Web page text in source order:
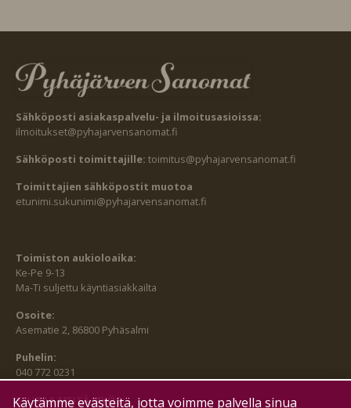
Sähköposti asiakaspalvelu- ja ilmoitusasioissa:
ilmoitukset@pyhajarvensanomat.fi
Sähköposti toimittajille: toimitus@pyhajarvensanomat.fi
Toimittajien sähköpostit muotoa
etunimi.sukunimi@pyhajarvensanomat.fi
Toimiston aukioloaika:
Ke-Pe 9-13
Ma-Ti suljettu käyntiasiakkailta
Osoite:
Asematie 2, 86800 Pyhäsalmi
Puhelin:
040 772 0231
SEURAA MEITÄ MYÖS:
Käytämme evästeitä, jotta voimme palvella sinua